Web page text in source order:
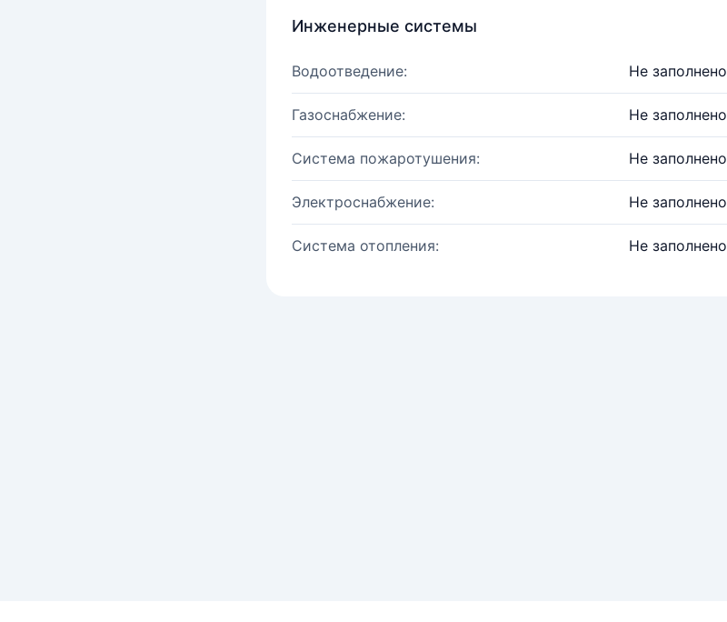
Инженерные системы
Водоотведение: Не заполнено
Газоснабжение: Не заполнено
Система пожаротушения: Не заполнено
Электроснабжение: Не заполнено
Система отопления: Не заполнено